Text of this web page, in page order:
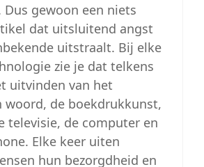
Dus gewoon een niets
dat uitsluitend angst
uitstraalt. Bij elke
zie je dat telkens
uitvinden van het
woord, de boekdrukkunst,
televisie, de computer en
Elke keer uiten
hun bezorgdheid en